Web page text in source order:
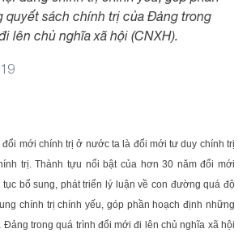
quyết sách chính trị của Đảng trong
lên chủ nghĩa xã hội (CNXH).
đổi mới chính trị ở nước ta là đổi mới tư duy chính trị
trị. Thành tựu nổi bật của hơn 30 năm đổi mới
bổ sung, phát triển lý luận về con đường quá độ
chính trị chính yếu, góp phần hoạch định những
Đảng trong quá trình đổi mới đi lên chủ nghĩa xã hội